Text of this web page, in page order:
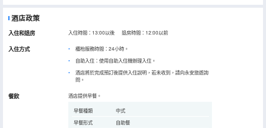
酒店政策
入住和退房 入住時間：13:00以後 退房時間：12:00以前
入住方式
櫃枱服務時間：24小時。
自助入住：使用自助入住機辦理入住。
酒店將於完成預訂後提供入住說明，若未收到，請向永安旅遊詢
問。
餐飲 酒店提供早餐。
早餐種類
中式
早餐形式
自助餐